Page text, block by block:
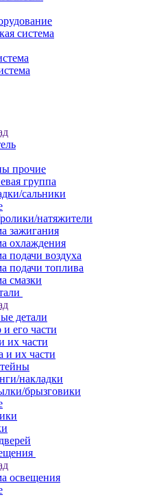
система
прочие
группа
сальники
натяжители
зажигания
охлаждения
подачи воздуха
подачи топлива
смазки
детали
его части
их части
и их части
накладки
брызговики
освещения